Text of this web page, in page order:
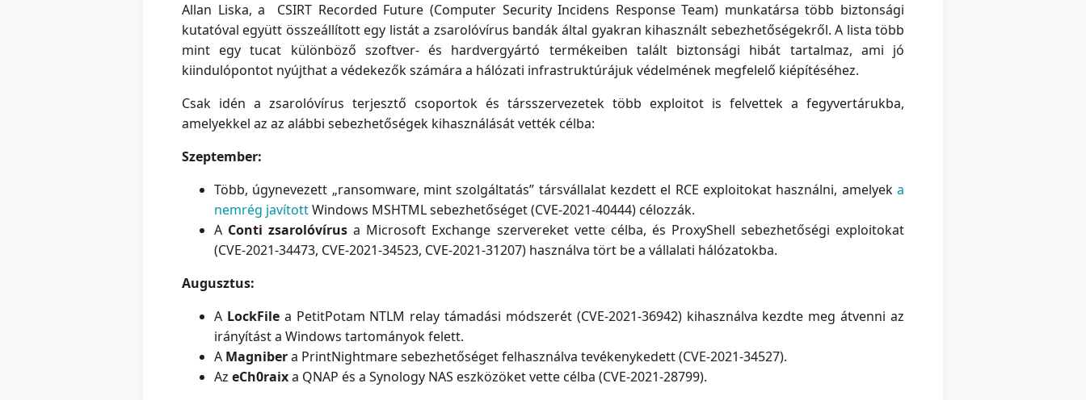
Allan Liska, a CSIRT Recorded Future (Computer Security Incidens Response Team) munkatársa több biztonsági
kutatóval együtt összeállított egy listát a zsarolóvírus bandák által gyakran kihasznált sebezhetőségekről. A lista több
mint egy tucat különböző szoftver- és hardvergyártó termékeiben talált biztonsági hibát tartalmaz, ami jó
kiindulópontot nyújthat a védekezők számára a hálózati infrastruktúrájuk védelmének megfelelő kiépítéséhez.
Csak idén a zsarolóvírus terjesztő csoportok és társszervezetek több exploitot is felvettek a fegyvertárukba,
amelyekkel az az alábbi sebezhetőségek kihasználását vették célba:
Szeptember:
Több, úgynevezett „ransomware, mint szolgáltatás” társvállalat kezdett el RCE exploitokat használni, amelyek a
nemrég javítottWindows MSHTML sebezhetőséget (CVE-2021-40444) célozzák.
A Conti zsarolóvírus a Microsoft Exchange szervereket vette célba, és ProxyShell sebezhetőségi exploitokat
(CVE-2021-34473, CVE-2021-34523, CVE-2021-31207) használva tört be a vállalati hálózatokba.
Augusztus:
A LockFilea PetitPotam NTLM relay támadási módszerét (CVE-2021-36942) kihasználva kezdte meg átvenni az
irányítást a Windows tartományok felett.
A Magnibera PrintNightmare sebezhetőséget felhasználva tevékenykedett (CVE-2021-34527).
Az eCh0raixa QNAP és a Synology NAS eszközöket vette célba (CVE-2021-28799).